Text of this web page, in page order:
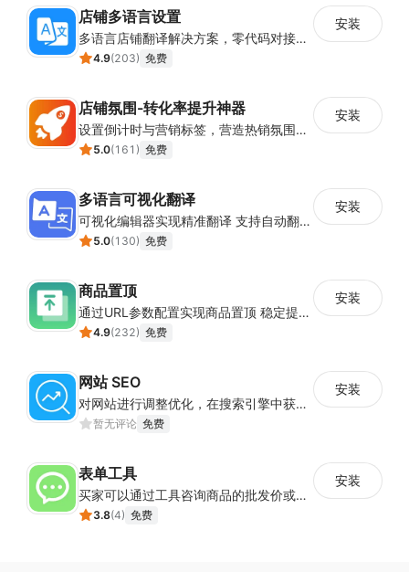
店铺多语言设置
多语言店铺翻译解决方案，零代码对接全球消费者
4.9(203) 免费
安装
店铺氛围-转化率提升神器
设置倒计时与营销标签，营造热销氛围强化购买意愿，提升下单转化率
5.0(161 ) 免费
安装
多语言可视化翻译
可视化编辑器实现精准翻译 支持自动翻译与人工校对
5.0(130) 免费
安装
商品置顶
通过URL参数配置实现商品置顶 稳定提升目标商品曝光
4.9(232) 免费
安装
网站 SEO
对网站进行调整优化，在搜索引擎中获得更多的展现量
暂无评论 免费
安装
表单工具
买家可以通过工具咨询商品的批发价或合作事宜
3.8(4) 免费
安装